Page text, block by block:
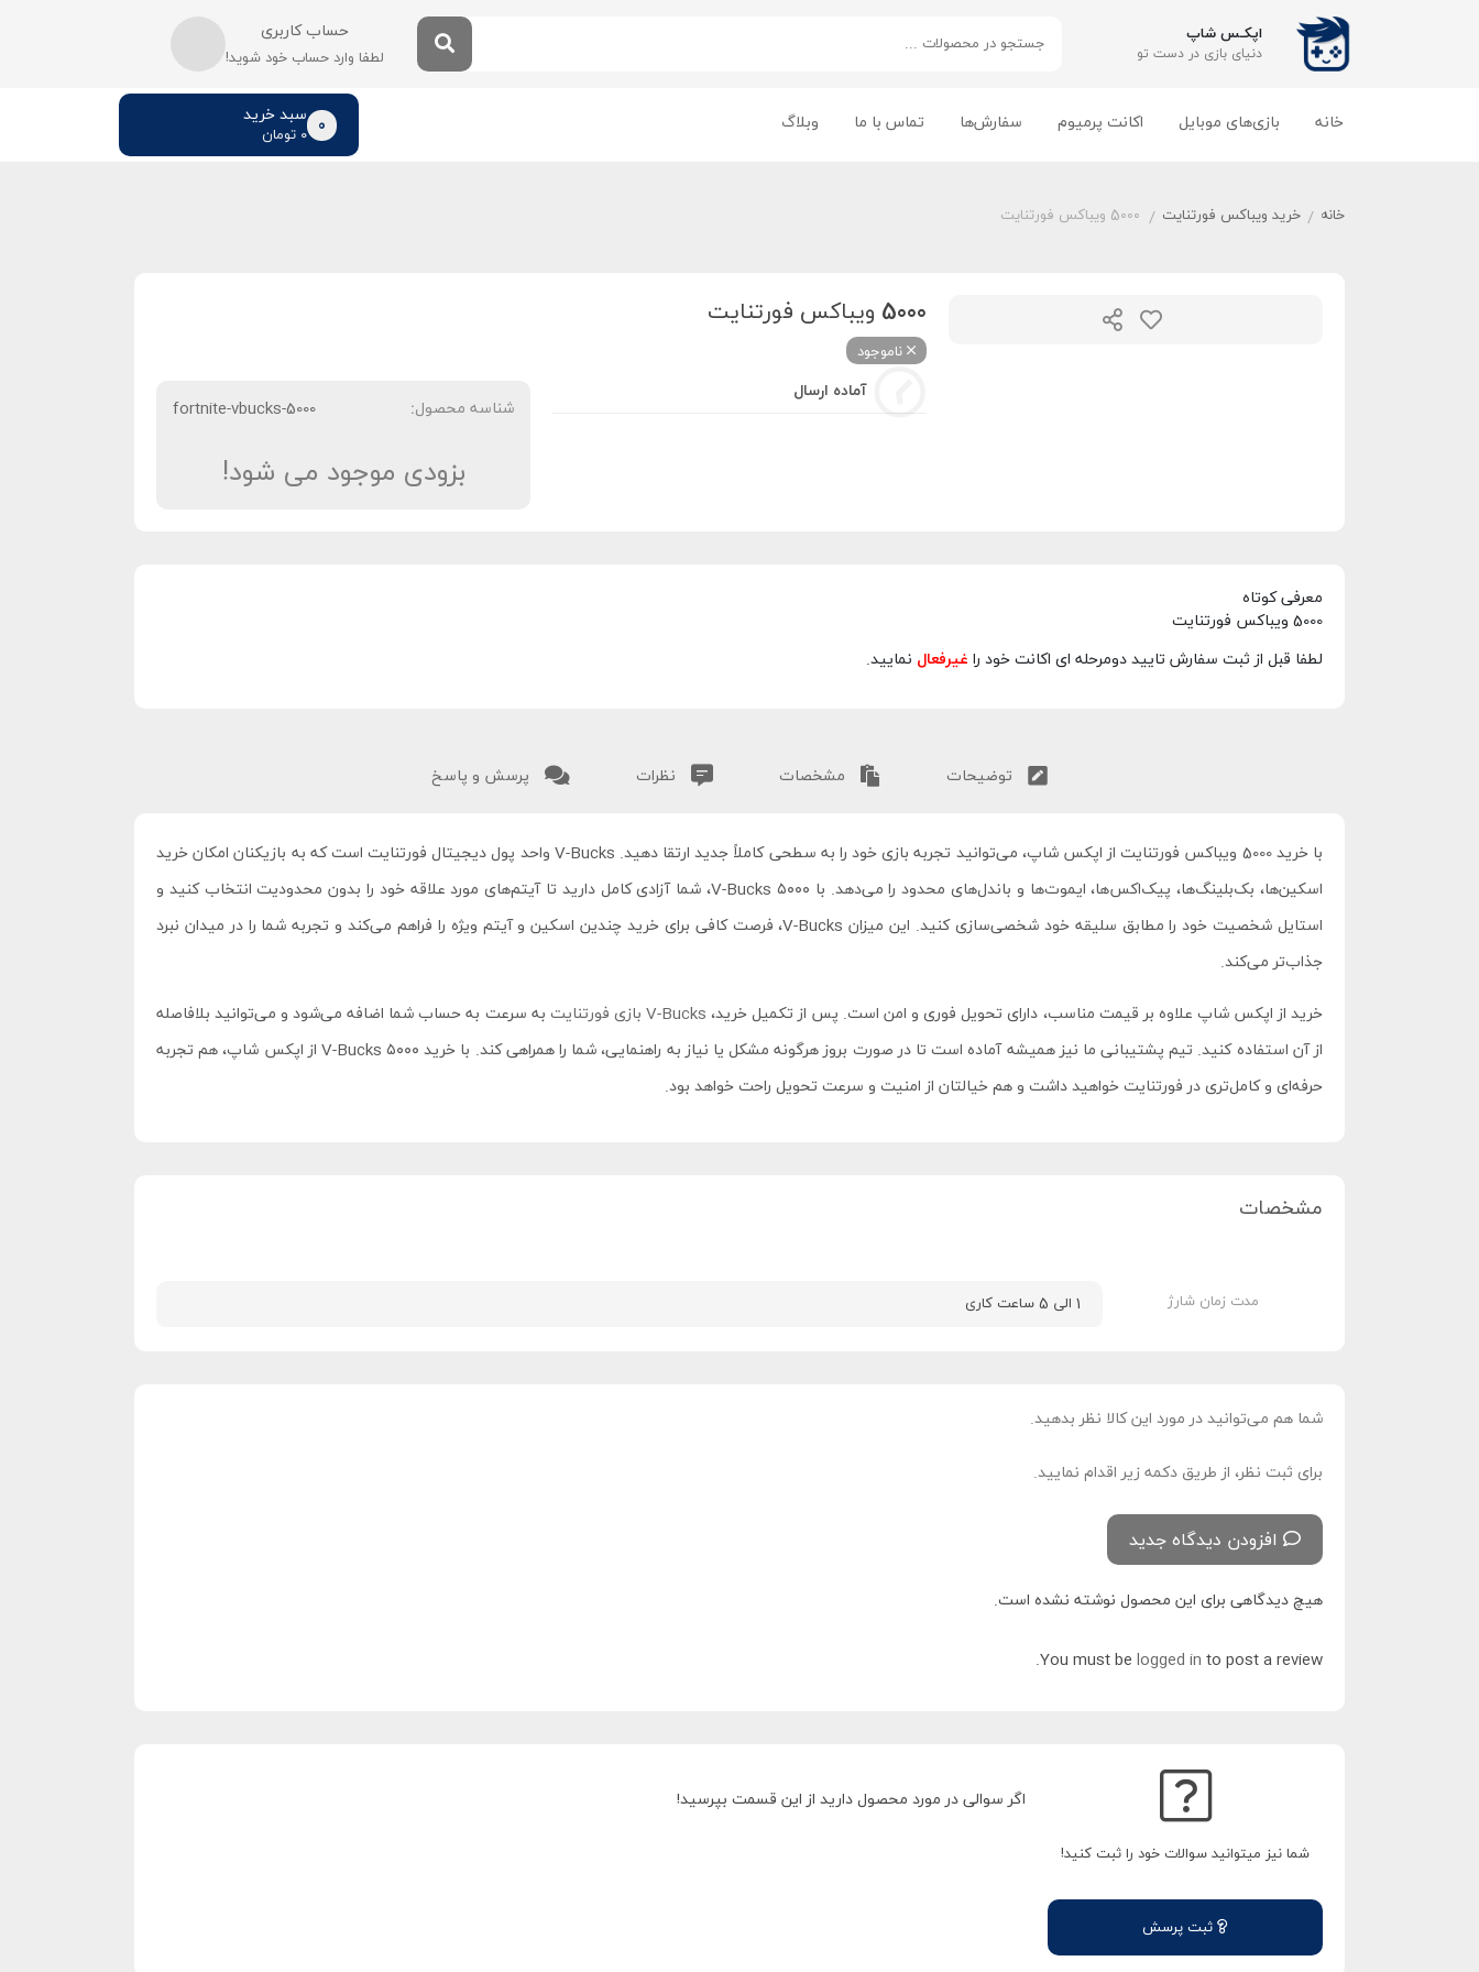
اپکـس شاپ
دنیای بازی‌ در دست تو
حساب کاربری
لطفا وارد حساب خود شوید!
خانه بازی‌های موبایل اکانت پرمیوم سفارش‌ها تماس با ما وبلاگ سبد خرید
تومان۰
0
خانه / خرید ویباکس فورتنایت / 5000 ویباکس فورتنایت
5000 ویباکس فورتنایت
ناموجود
آماده ارسال
شناسه محصول:
fortnite-vbucks-5000
بزودی موجود می شود!
معرفی کوتاه
5000 ویباکس فورتنایت
لطفا قبل از ثبت سفارش تایید دومرحله ای اکانت خود را غیرفعال نمایید.
توضیحات مشخصات نظرات پرسش و پاسخ
با خرید 5000 ویباکس فورتنایت از اپکس شاپ، می‌توانید تجربه بازی خود را به سطحی کاملاً جدید ارتقا دهید. V-Bucks واحد پول دیجیتال فورتنایت است که به بازیکنان امکان خرید
اسکین‌ها، بک‌بلینگ‌ها، پیک‌اکس‌ها، ایموت‌ها و باندل‌های محدود را می‌دهد. با ۵۰۰۰ V-Bucks، شما آزادی کامل دارید تا آیتم‌های مورد علاقه خود را بدون محدودیت انتخاب کنید و
استایل شخصیت خود را مطابق سلیقه خود شخصی‌سازی کنید. این میزان V-Bucks، فرصت کافی برای خرید چندین اسکین و آیتم ویژه را فراهم می‌کند و تجربه شما را در میدان نبرد
جذاب‌تر می‌کند.
خرید از اپکس شاپ علاوه بر قیمت مناسب، دارای تحویل فوری و امن است. پس از تکمیل خرید، V-Bucks بازی فورتنایت
به سرعت به حساب شما اضافه می‌شود و می‌توانید بلافاصله
از آن استفاده کنید. تیم پشتیبانی ما نیز همیشه آماده است تا در صورت بروز هرگونه مشکل یا نیاز به راهنمایی، شما را همراهی کند. با خرید ۵۰۰۰ V-Bucks از اپکس شاپ، هم تجربه
حرفه‌ای و کامل‌تری در فورتنایت خواهید داشت و هم خیالتان از امنیت و سرعت تحویل راحت خواهد بود.
مشخصات
مدت زمان شارژ 1 الی 5 ساعت کاری
شما هم می‌توانید در مورد این کالا نظر بدهید.
برای ثبت نظر، از طریق دکمه زیر اقدام نمایید.
افزودن دیدگاه جدید
هیچ دیدگاهی برای این محصول نوشته نشده است.
You must be logged in to post a review.
شما نیز میتوانید سوالات خود را ثبت کنید!
اگر سوالی در مورد محصول دارید از این قسمت بپرسید!